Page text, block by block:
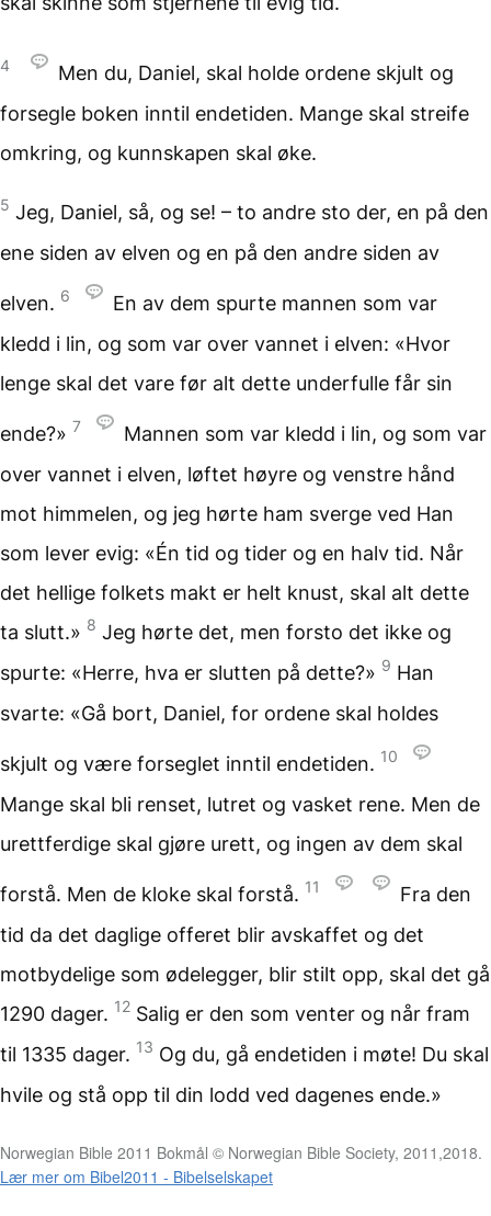
4
Men du, Daniel, skal holde ordene skjult og
forsegle boken inntil endetiden. Mange skal streife
omkring, og kunnskapen skal øke.
5 Jeg, Daniel, så, og se! – to andre sto der, en på den
ene siden av elven og en på den andre siden av
elven. 6
En av dem spurte mannen som var
kledd i lin, og som var over vannet i elven: «Hvor
lenge skal det vare før alt dette underfulle får sin
ende?» 7
Mannen som var kledd i lin, og som var
over vannet i elven, løftet høyre og venstre hånd
mot himmelen, og jeg hørte ham sverge ved Han
som lever evig: «Én tid og tider og en halv tid. Når
det hellige folkets makt er helt knust, skal alt dette
ta slutt.» 8 Jeg hørte det, men forsto det ikke og
spurte: «Herre, hva er slutten på dette?» 9 Han
svarte: «Gå bort, Daniel, for ordene skal holdes
skjult og være forseglet inntil endetiden. 10
Mange skal bli renset, lutret og vasket rene. Men de
urettferdige skal gjøre urett, og ingen av dem skal
forstå. Men de kloke skal forstå. 11
Fra den
tid da det daglige offeret blir avskaffet og det
motbydelige som ødelegger, blir stilt opp, skal det gå
1290 dager. 12 Salig er den som venter og når fram
til 1335 dager. 13 Og du, gå endetiden i møte! Du skal
hvile og stå opp til din lodd ved dagenes ende.»
Norwegian Bible 2011 Bokmål © Norwegian Bible Society, 2011,2018.
Lær mer om Bibel2011 - Bibelselskapet